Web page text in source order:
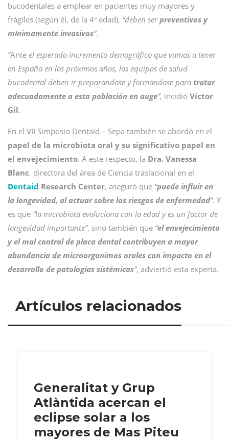
bucodentales a emplear en pacientes muy mayores y
frágiles (según él, de la 4ª edad), “deben serpreventivos y
mínimamente invasivos”.
“Ante el esperado incremento demográfico que vamos a tener
en España en los próximos años, los equipos de salud
bucodental deben ir preparándose y formándose para tratar
adecuadamente a esta población en auge”, incidió Víctor
Gil.
En el VII Simposio Dentaid – Sepa también se abordó en el
papel de la microbiota oral y su significativo papel en
el envejecimiento. A este respecto, la Dra. Vanessa
Blanc, directora del área de Ciencia traslacional en el
Dentaid Research Center, aseguró que “puede influir en
la longevidad, al actuar sobre los riesgos de enfermedad”. Y
es que “la microbiota evoluciona con la edad y es un factor de
longevidad importante”, sino también que “el envejecimiento
y el mal control de placa dental contribuyen a mayor
abundancia de microorganimos orales con impacto en el
desarrollo de patologías sistémicas”, adviertió esta experta.
Artículos relacionados
Generalitat y Grup
Atlàntida acercan el
eclipse solar a los
mayores de Mas Piteu